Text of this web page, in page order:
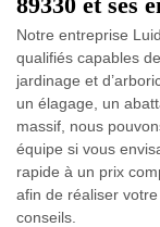
Notre entreprise
qualifiés capables
jardinage et
un élagage, un
massif, nous
équipe si vous
rapide à un prix
afin de réaliser
conseils.